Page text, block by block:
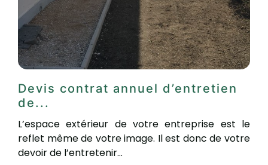
Devis contrat annuel d’entretien
de...
L’espace extérieur de votre entreprise est le
reflet même de votre image. Il est donc de votre
devoir de l’entretenir...